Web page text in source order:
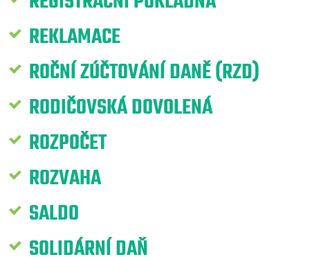
REKLAMACE
ROČNÍ ZÚČTOVÁNÍ DANĚ (RZD)
RODIČOVSKÁ DOVOLENÁ
ROZPOČET
ROZVAHA
SALDO
SOLIDÁRNÍ DAŇ